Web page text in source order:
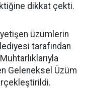
dikkat çekti.
üzümlerin
tarafından
Geleneksel Üzüm